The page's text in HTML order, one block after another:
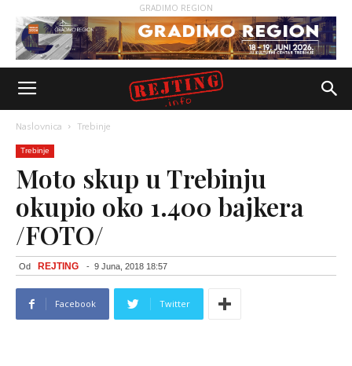
GRADIMO REGION
Naslovnica Trebinje
Trebinje
Moto skup u Trebinju
okupio oko 1.400 bajkera
/FOTO/
Od REJTING - 9 Juna, 2018 18:57
Facebook Twitter